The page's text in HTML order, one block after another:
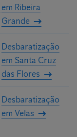
em Ribeira
Grande
Desbaratização
em Santa Cruz
das Flores
Desbaratização
em Velas